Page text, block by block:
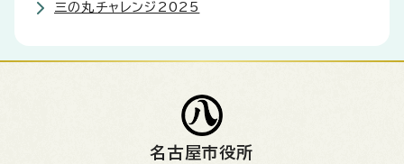
三の丸チャレンジ2025
名古屋市役所